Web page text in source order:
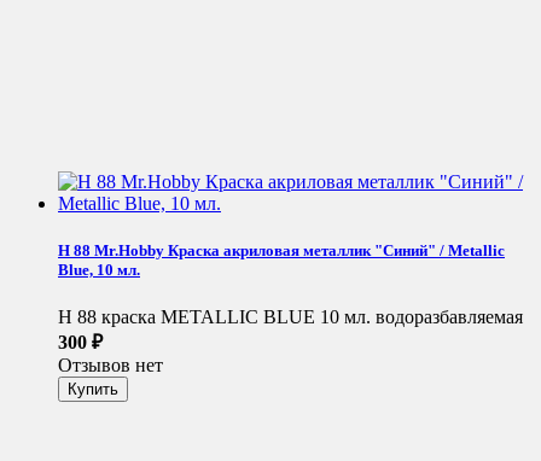
H 88 Mr.Hobby Краска акриловая металлик "Синий" / Metallic
Blue, 10 мл.
H 88 краска METALLIC BLUE 10 мл. водоразбавляемая
300 ₽
Отзывов нет